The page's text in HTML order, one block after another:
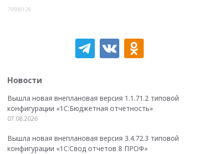
70000126
Новости
Вышла новая внеплановая версия 1.1.71.2 типовой
конфигурации «1C:Бюджетная отчетность»
07.08.2026
Вышла новая внеплановая версия 3.4.72.3 типовой
конфигурации «1C:Свод отчетов 8 ПРОФ»